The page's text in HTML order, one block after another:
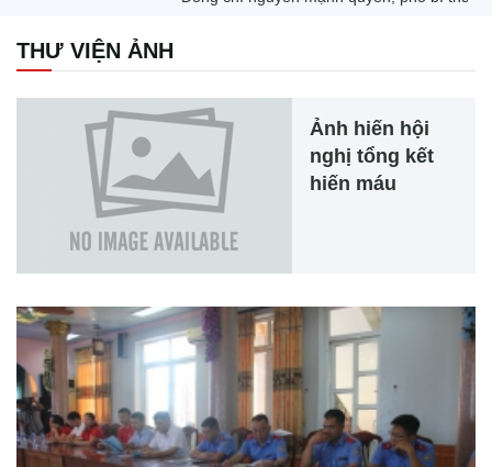
THƯ VIỆN ẢNH
Ảnh hiến hội
nghị tổng kết
hiến máu